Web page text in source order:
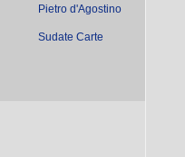
Pietro d'Agostino
Sudate Carte